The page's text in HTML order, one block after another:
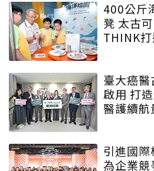
400公斤
凳 太古
THINK
臺大癌
啟用 打
醫護續航
引進國
為企業